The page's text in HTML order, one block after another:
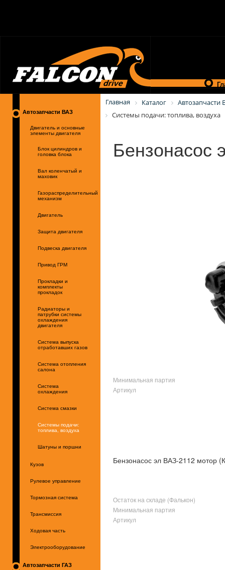
Автозапчасти ВАЗ
Двигатель и основные
элементы двигателя
Блок цилиндров и
головка блока
Вал коленчатый и
маховик
Газораспределительный
механизм
Двигатель
Защита двигателя
Подвеска двигателя
Привод ГРМ
Прокладки и
комплекты
прокладок
Радиаторы и
патрубки системы
охлаждения
двигателя
Система выпуска
отработавших газов
Система отопления
салона
Система
охлаждения
Система смазки
Системы подачи:
топлива, воздуха
Шатуны и поршни
Кузов
Рулевое управление
Тормозная система
Трансмиссия
Ходовая часть
Электрооборудование
Автозапчасти ГАЗ
Главная Каталог
Автозапчасти
Системы подачи: топлива, воздуха
Бензонасос
Минимальная партия
Артикул
Бензонасос эл ВАЗ-2112 мотор
Остаток на складе (Фалькон)
Минимальная партия
Артикул